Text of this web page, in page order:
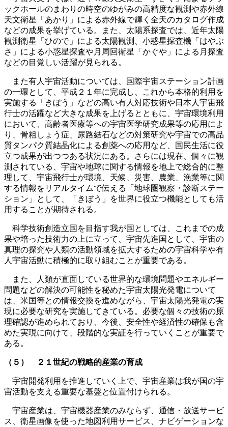
ックホールのまわりの時空のゆがみの高精度な観測や赤外線
天文衛星「あかり」による赤外線で輝く全天のカタログ作成
などの成果を挙げている。また、太陽系探査では、近年太陽
観測衛星「ひので」による太陽観測、小惑星探査機「はやぶ
さ」による小惑星探査や月周回衛星「かぐや」による月探査
などの目覚しい活躍が見られる。
また有人宇宙活動については、国際宇宙ステーション計画
の一環として、平成２１年に完成し、これから本格的利用を
実施する「きぼう」などの高い有人対応技術や日本人宇宙飛
行士の活躍など大きな成果を上げるとともに、宇宙環境利用
において、高齢者医療等への宇宙医学研究成果等の応用によ
り、骨粗しょう症、尿路結石などの対策研究や宇宙での高品
質タンパク質結晶化による創薬への応用など、国民生活に役
立つ成果が出つつある状況にある。さらには現在、個々に観
測されている、宇宙や地球に関する情報を地上で総合的に整
理して、宇宙飛行士が環境、天候、災害、農業、漁業等に関
する情報をリアルタイムで伝える「地球圏観察・診断ステー
ション」として、「きぼう」を世界に役立つ機能としても活
用することが期待される。
科学技術創造立国を目指す我が国としては、これまでの成
果や培った技術力の上に立って、宇宙先進国として、宇宙の
真理の探究や人類の活動領域を拡大するための宇宙科学や有
人宇宙活動に積極的に取り組むことが重要である。
また、人類が直面している世界的な環境問題やエネルギー
問題などの解決の可能性を秘めた宇宙太陽光発電について
は、米国等との情報交換を進めながら、宇宙太陽光発電の実
現に必要な研究を実施してきている。必要な個々の技術の原
理確認が進められており、今後、安全性や経済性の確保も含
めた実現に向けて、段階的な実証を行っていくことが重要で
ある。
（５） ２１世紀の戦略的産業の育成
宇宙開発利用を推進していく上で、宇宙産業は我が国の宇
宙活動を支える重要な基盤と位置付けられる。
宇宙産業は、宇宙機器産業のみならず、通信・放送サービ
ス、衛星画像を使った地図利用サービス、ナビゲーションな